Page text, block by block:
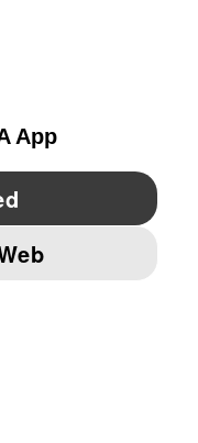
IMPRINT AND LEGAL DATA